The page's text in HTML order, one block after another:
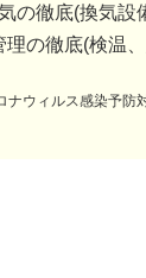
の徹底(換気設
の徹底(検温
ウィルス感染予防